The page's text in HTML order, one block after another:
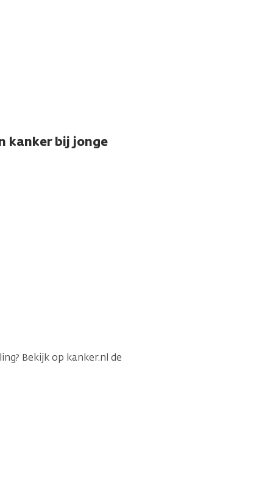
kanker bij jonge
Bekijk op kanker.nl de